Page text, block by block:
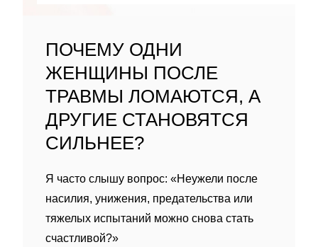
ПОЧЕМУ ОДНИ
ЖЕНЩИНЫ ПОСЛЕ
ТРАВМЫ ЛОМАЮТСЯ, А
ДРУГИЕ СТАНОВЯТСЯ
СИЛЬНЕЕ?
Я часто слышу вопрос: «Неужели после
насилия, унижения, предательства или
тяжелых испытаний можно снова стать
счастливой?»